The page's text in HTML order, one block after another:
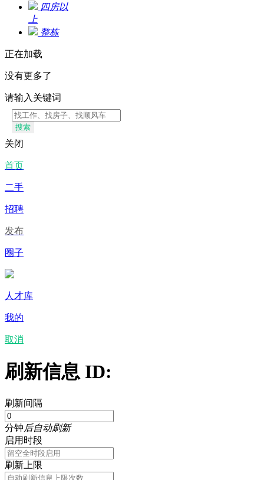
四房以
上
整栋
正在加载
没有更多了
请输入关键词
搜索
关闭
首页
二手
招聘
发布
圈子
人才库
我的
取消
刷新信息 ID:
刷新间隔
分钟后自动刷新
启用时段
刷新上限